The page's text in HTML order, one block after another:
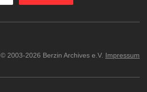
© 2003-2026 Berzin Archives e.V. Impressum